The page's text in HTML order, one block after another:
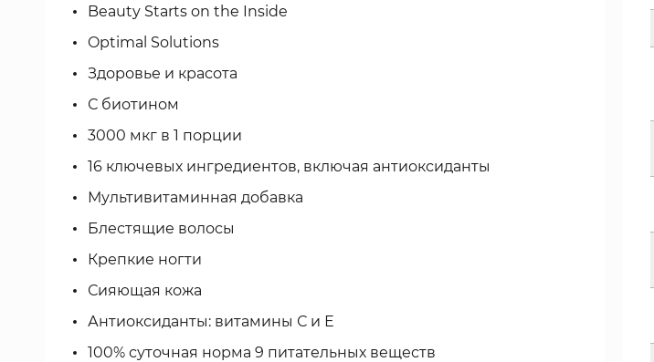
Beauty Starts on the Inside
Optimal Solutions
Здоровье и красота
С биотином
3000 мкг в 1 порции
16 ключевых ингредиентов, включая антиоксиданты
Мультивитаминная добавка
Блестящие волосы
Крепкие ногти
Сияющая кожа
Антиоксиданты: витамины С и Е
100% суточная норма 9 питательных веществ